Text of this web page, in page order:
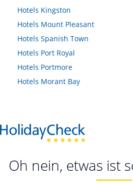
Hotels Kingston
Hotels Mount Pleasant
Hotels Spanish Town
Hotels Port Royal
Hotels Portmore
Hotels Morant Bay
Oh nein, etwas ist